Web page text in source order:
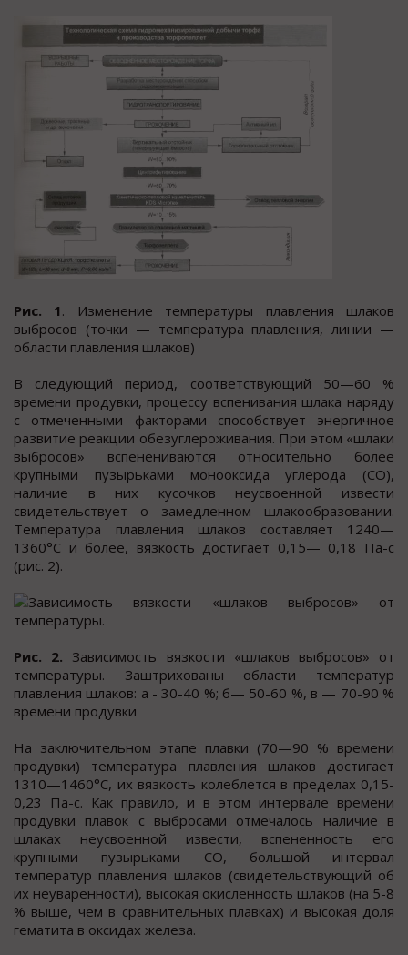
Рис. 1 . Изменение температуры плавления шлаков
выбросов (точки — температура плавления, линии —
области плавления шлаков)
В следующий период, соответствующий 50—60 %
времени продувки, процессу вспенивания шлака наряду
с отмеченными факторами способствует энергичное
развитие реакции обезуглероживания. При этом «шлаки
выбросов» вспенениваются относительно более
крупными пузырьками монооксида углерода (СО),
наличие в них кусочков неусвоенной извести
свидетельствует о замедленном шлакообразовании.
Температура плавления шлаков составляет 1240—
1360°С и более, вязкость достигает 0,15— 0,18 Па-с
(рис. 2).
Рис. 2. Зависимость вязкости «шлаков выбросов» от
температуры. Заштрихованы области температур
плавления шлаков: а - 30-40 %; б— 50-60 %, в — 70-90 %
времени продувки
На заключительном этапе плавки (70—90 % времени
продувки) температура плавления шлаков достигает
1310—1460°С, их вязкость колеблется в пределах 0,15-
0,23 Па-с. Как правило, и в этом интервале времени
продувки плавок с выбросами отмечалось наличие в
шлаках неусвоенной извести, вспененность его
крупными пузырьками СО, большой интервал
температур плавления шлаков (свидетельствующий об
их неуваренности), высокая окисленность шлаков (на 5-8
% выше, чем в сравнительных плавках) и высокая доля
гематита в оксидах железа.